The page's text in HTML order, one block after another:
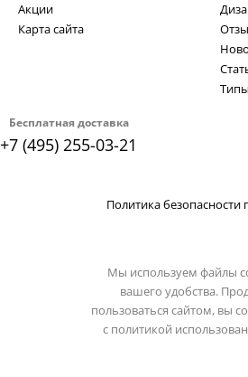
Бесплатная доставка
+7 (495) 255-03-21
Акции
Карта сайта
Политика безопасности
Мы используем файлы
вашего удобства.
пользоваться сайтом, вы
с политикой